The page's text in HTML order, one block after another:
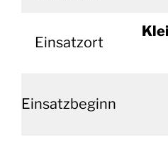
Einsatzort
Einsatzbeginn